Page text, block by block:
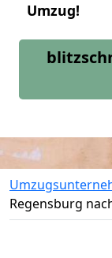
Umzug!
Regensburg